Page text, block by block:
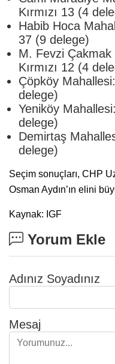
Kırmızı 13 (4
Habib Hoca
37 (9 delege)
M. Fevzi
Kırmızı 12 (4
Çöpköy
delege)
Yeniköy
delege)
Demirtaş
delege)
Seçim sonuçları, CHP
Osman Aydın’ın elini
Kaynak: IGF
Yorum Ekle
Adınız Soyadınız
Mesaj